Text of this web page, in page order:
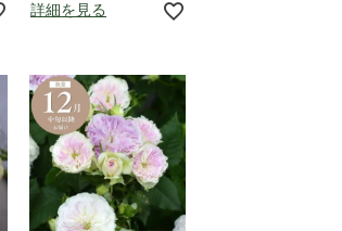
詳細を見る